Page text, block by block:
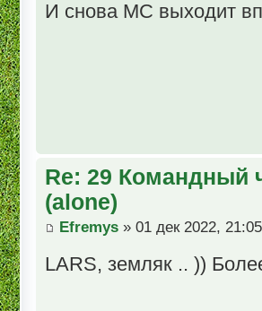
И снова МС выходит
Re: 29 Командный
(alone)
Efremys » 01 дек 2022, 21:05
LARS, земляк .. ))